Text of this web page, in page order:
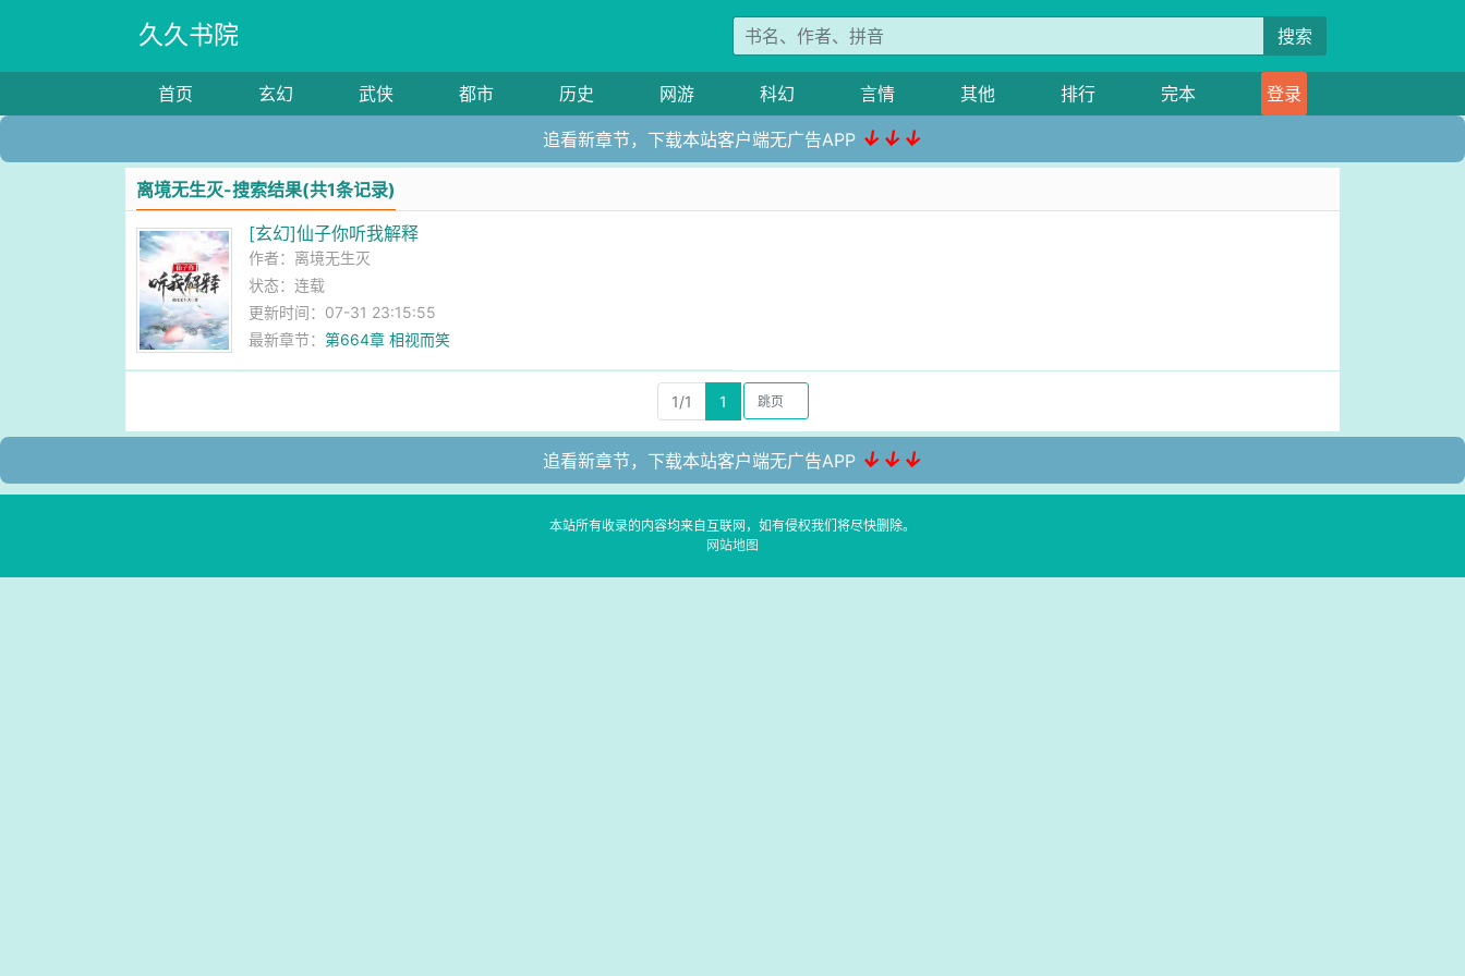
久久书院 搜索
首页 玄幻 武侠 都市 历史 网游 科幻 言情 其他 排行 完本 登录
追看新章节，下载本站客户端无广告APP ↓↓↓
离境无生灭-搜索结果(共1条记录)
[玄幻]仙子你听我解释
作者： 离境无生灭
状态：连载
更新时间：07-31 23:15:55
最新章节：第664章 相视而笑
1/1 1
追看新章节，下载本站客户端无广告APP ↓↓↓
本站所有收录的内容均来自互联网，如有侵权我们将尽快删除。
网站地图